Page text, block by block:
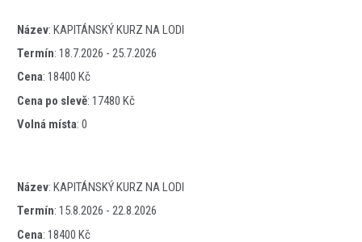
Název: KAPITÁNSKÝ KURZ NA LODI
Termín: 18.7.2026 - 25.7.2026
Cena: 18400 Kč
Cena po slevě: 17480 Kč
Volná místa: 0
Název: KAPITÁNSKÝ KURZ NA LODI
Termín: 15.8.2026 - 22.8.2026
Cena: 18400 Kč